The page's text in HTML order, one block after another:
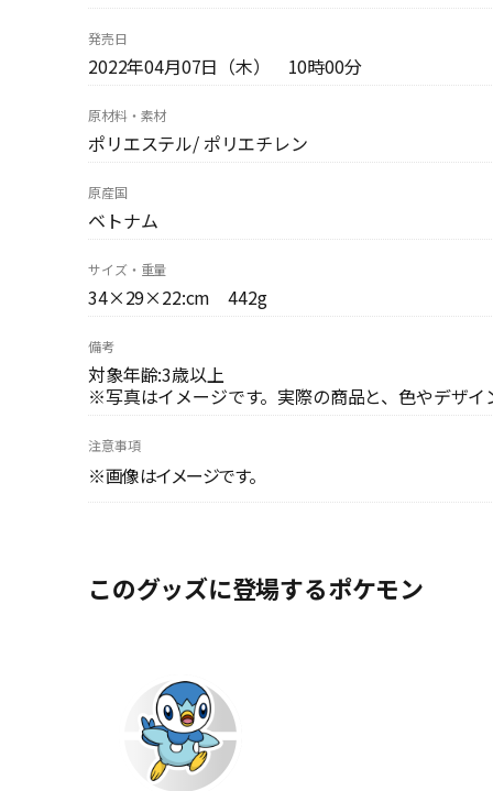
発売日
2022年04月07日（木） 10時00分
原材料・素材
ポリエステル/ ポリエチレン
原産国
ベトナム
サイズ・重量
34×29×22:cm 442g
備考
対象年齢:3歳以上
※写真はイメージです。実際の商品と、色やデザ
注意事項
※画像はイメージです。
このグッズに登場するポケモン